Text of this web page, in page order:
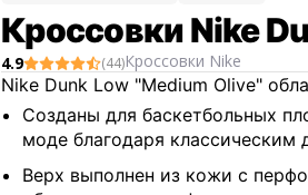
Кроссовки Nike
4.9 (44)Кроссовки Nike
Nike Dunk Low "Medium Olive"
Созданы для баскетбольных
моде благодаря классическим
Верх выполнен из кожи с